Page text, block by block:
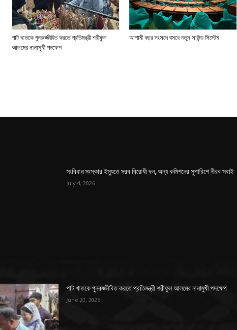
পাট খাতকে পুনরুজ্জীবিত করতে প্রতিমন্ত্রী শরীফুল
আলমের নানামুখী পদক্ষেপ
আগামী বছর সংসদে বসবে নতুন সাউন্ড সিস্টেম
সংবিধান সংস্কার ইস্যুতে সরব বিরোধী দল, অন্য কমিশনের সুপারিশে নীরব সবাই
July 4, 2026
পাট খাতকে পুনরুজ্জীবিত করতে প্রতিমন্ত্রী শরীফুল আলমের নানামুখী পদক্ষেপ
June 20, 2026